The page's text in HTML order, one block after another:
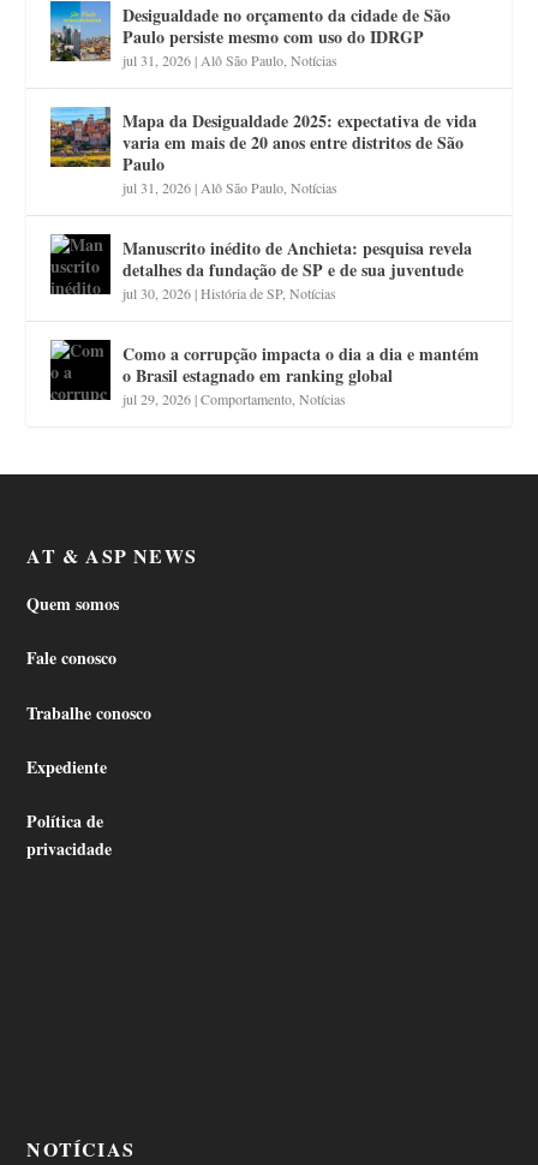
Desigualdade no orçamento da cidade de São
Paulo persiste mesmo com uso do IDRGP
jul 31, 2026| Alô São Paulo ,Notícias
Mapa da Desigualdade 2025: expectativa de vida
varia em mais de 20 anos entre distritos de São
Paulo
jul 31, 2026| Alô São Paulo ,Notícias
Manuscrito inédito de Anchieta: pesquisa revela
detalhes da fundação de SP e de sua juventude
jul 30, 2026|História de SP,Notícias
Como a corrupção impacta o dia a dia e mantém
o Brasil estagnado em ranking global
jul 29, 2026|Comportamento ,Notícias
AT & ASP NEWS
Quem somos
Fale conosco
Trabalhe conosco
Expediente
Política de
privacidade
NOTÍCIAS